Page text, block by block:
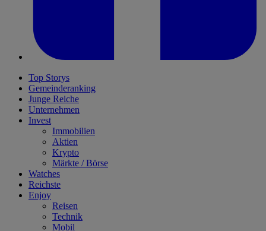
Top Storys
Gemeinderanking
Junge Reiche
Unternehmen
Invest
Immobilien
Aktien
Krypto
Märkte / Börse
Watches
Reichste
Enjoy
Reisen
Technik
Mobil